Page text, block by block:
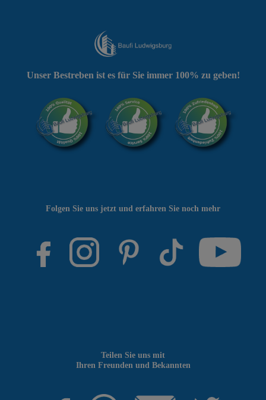
Teilen Sie uns mit
Ihren Freunden und Bekannten
Folgen Sie uns jetzt und erfahren Sie noch mehr
Unser Bestreben ist es für Sie immer 100% zu geben!